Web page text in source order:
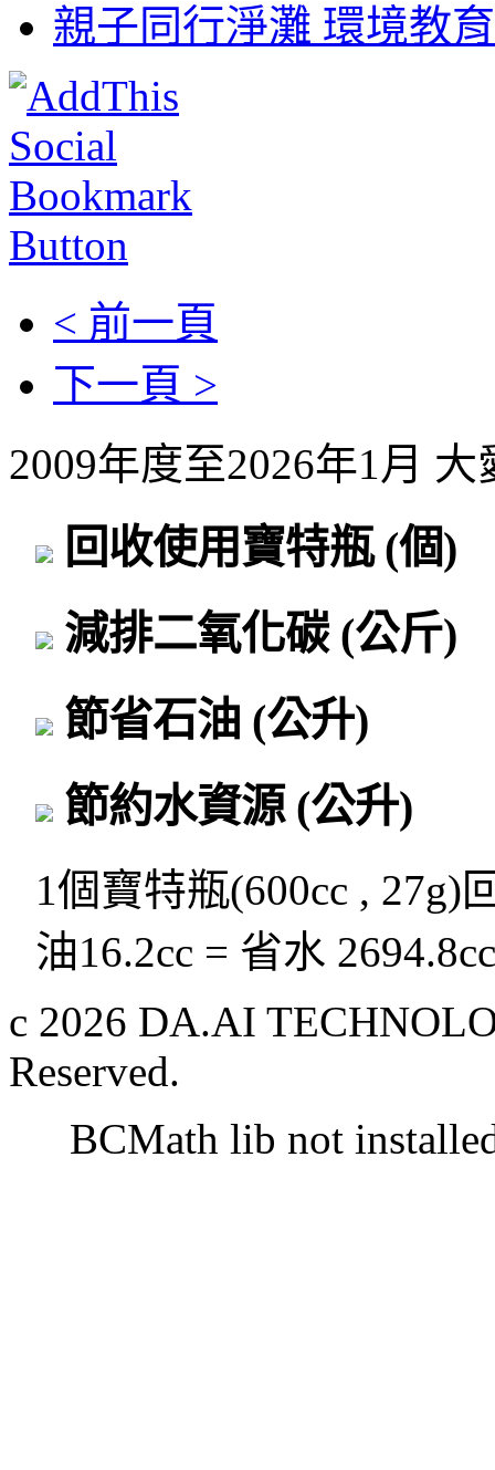
親子同行淨灘 環境教
< 前一頁
下一頁 >
2009年度至2026年1月
回收使用寶特瓶 (個)
減排二氧化碳 (公斤)
節省石油 (公升)
節約水資源 (公升)
1個寶特瓶(600cc , 27g)
油16.2cc = 省水
c 2026 DA.AI
Reserved.
BCMath lib not